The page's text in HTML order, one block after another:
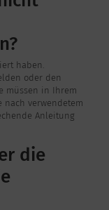
haben.
oder den
müssen in Ihrem
nach verwendetem
Anleitung
die